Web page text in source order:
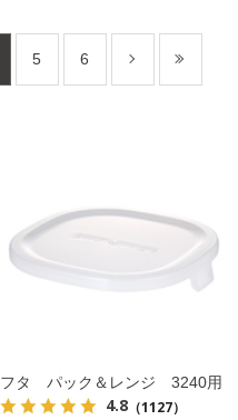
5 6
フタ パック＆レンジ 3240用
4.8 （1127）